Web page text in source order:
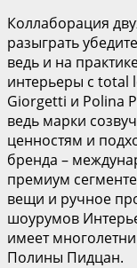
Коллаборация
разыграть
ведь и на
интерьеры с total
Giorgetti и Polina
ведь марки
ценностям и
бренда –
премиум
вещи и ручное
шоурумов
имеет
Полины Пидцан.